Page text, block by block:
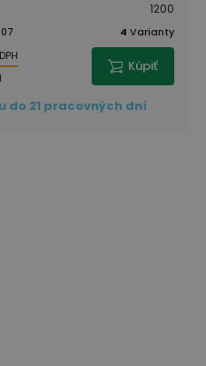
1200
4 Varianty
Kúpiť
do 21 pracovných dní